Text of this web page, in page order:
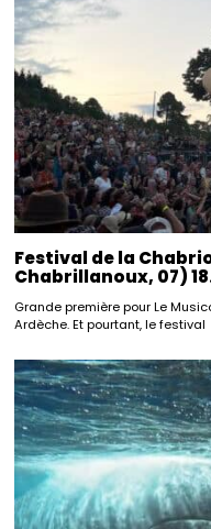
Festival de la
Chabrillanoux, 07)
Grande première pour Le
Ardèche. Et pourtant, le festival